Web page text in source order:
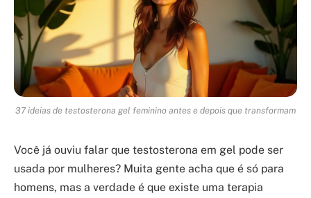
37 ideias de testosterona gel feminino antes e depois que transformam
Você já ouviu falar que testosterona em gel pode ser
usada por mulheres? Muita gente acha que é só para
homens, mas a verdade é que existe uma terapia